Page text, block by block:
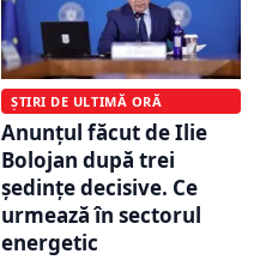
ȘTIRI DE ULTIMĂ ORĂ
Anunțul făcut de Ilie
Bolojan după trei
ședințe decisive. Ce
urmează în sectorul
energetic